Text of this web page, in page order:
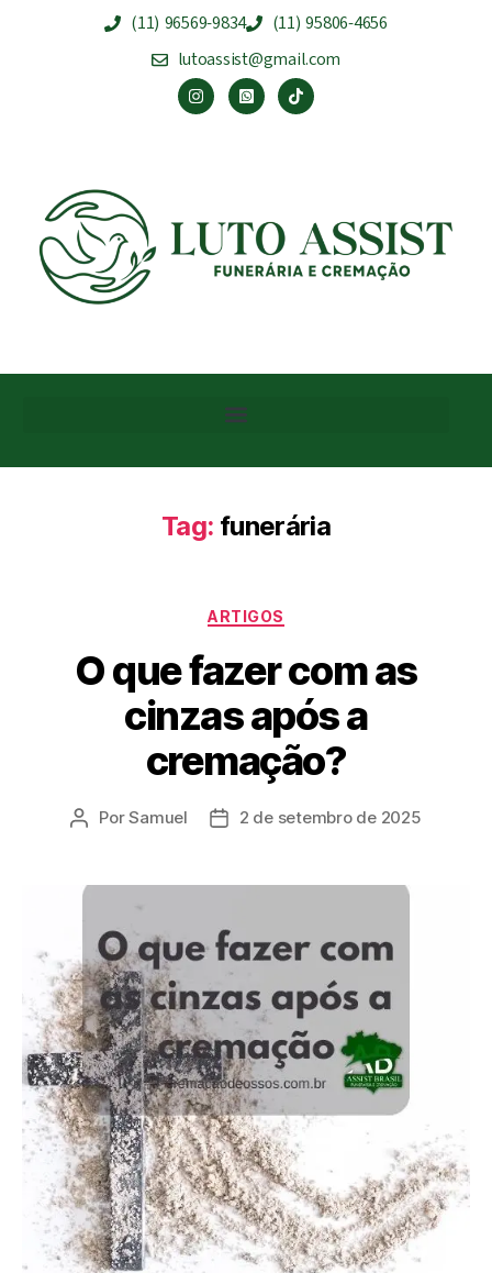
(11) 96569-9834
(11) 95806-4656
lutoassist@gmail.com
Tag: funerária
ARTIGOS
O que fazer com as
cinzas após a
cremação?
PorSamuel 2 de setembro de 2025